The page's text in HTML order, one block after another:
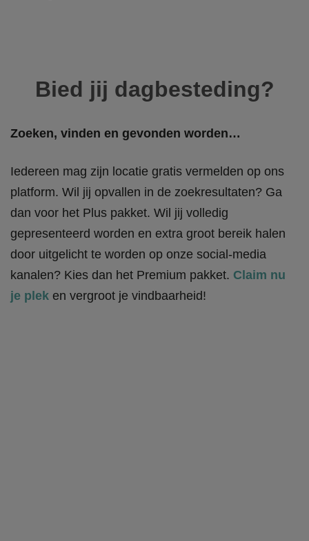
Bied jij dagbesteding?
Zoeken, vinden en gevonden worden…
Iedereen mag zijn locatie gratis vermelden op ons
platform. Wil jij opvallen in de zoekresultaten? Ga
dan voor het Plus pakket. Wil jij volledig
gepresenteerd worden en extra groot bereik halen
door uitgelicht te worden op onze social-media
kanalen? Kies dan het Premium pakket. Claim nu
je plek en vergroot je vindbaarheid!